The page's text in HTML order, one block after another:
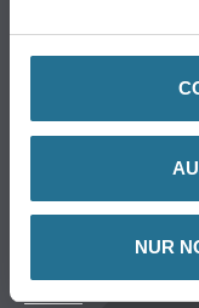
NUR
Verbrauchsmaterialien